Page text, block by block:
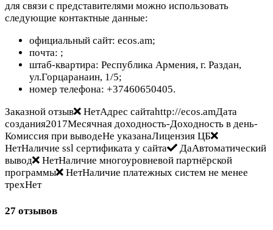
для связи с представителями можно использовать
следующие контактные данные:
официальный сайт: ecos.am;
почта: ;
штаб-квартира: Республика Армения, г. Раздан,
ул.Горцаранаин, 1/5;
номер телефона: +37460650405.
Заказной отзыв
НетАдрес сайтаhttp://ecos.amДата
создания2017Месячная доходность-Доходность в день-
Комиссия при выводеНе указанаЛицензия ЦБ
НетНаличие ssl сертификата у сайта
ДаАвтоматический
вывод
НетНаличие многоуровневой партнёрской
программы
НетНаличие платежных систем не менее
трехНет
27 отзывов